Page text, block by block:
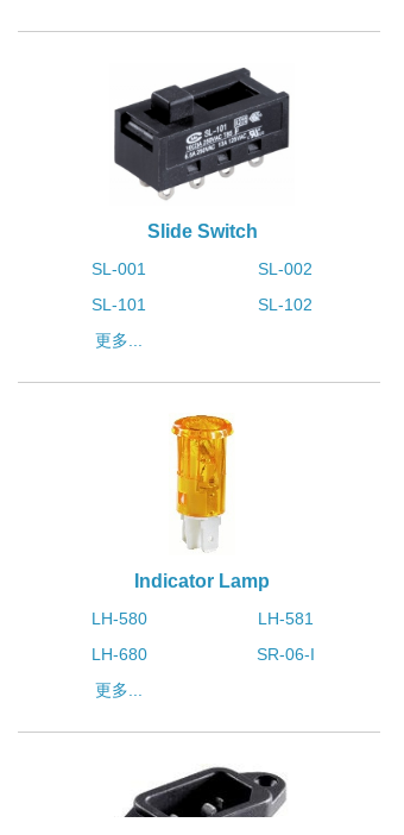
Slide Switch
SL-001
SL-002
SL-101
SL-102
更多...
Indicator Lamp
LH-580
LH-581
LH-680
SR-06-I
更多...